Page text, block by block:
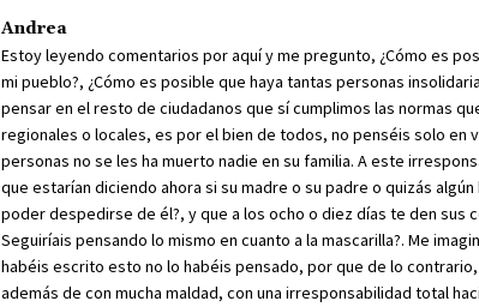
Andrea
Estoy leyendo comentarios por aquí y me pregunto, ¿Cómo es
mi pueblo?, ¿Cómo es posible que haya tantas personas
pensar en el resto de ciudadanos que sí cumplimos las normas
regionales o locales, es por el bien de todos, no penséis solo en
personas no se les ha muerto nadie en su familia. A este
que estarían diciendo ahora si su madre o su padre o quizás
poder despedirse de él?, y que a los ocho o diez días te den sus
Seguiríais pensando lo mismo en cuanto a la mascarilla?. Me
habéis escrito esto no lo habéis pensado, por que de lo
además de con mucha maldad, con una irresponsabilidad total